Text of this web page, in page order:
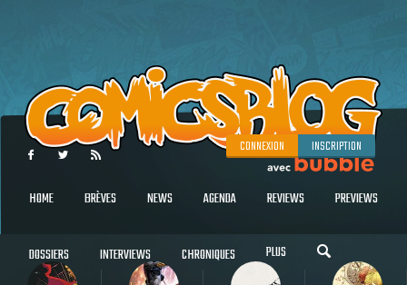
CONNEXION INSCRIPTION
HOME BRÈVES NEWS AGENDA REVIEWS PREVIEWS
DOSSIERS INTERVIEWS CHRONIQUES PLUS